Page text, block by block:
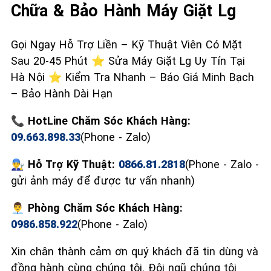
Chữa & Bảo Hành Máy Giặt Lg
Gọi Ngay Hỗ Trợ Liền – Kỹ Thuật Viên Có Mặt
Sau 20-45 Phút ⭐ Sửa Máy Giặt Lg Uy Tín Tại
Hà Nội ⭐ Kiểm Tra Nhanh – Báo Giá Minh Bạch
– Bảo Hành Dài Hạn
📞 HotLine Chăm Sóc Khách Hàng:
09.663.898.33(Phone - Zalo)
👨‍🔧 Hỗ Trợ Kỹ Thuật: 0866.81.2818(Phone - Zalo -
gửi ảnh máy để được tư vấn nhanh)
👨‍💼 Phòng Chăm Sóc Khách Hàng:
0986.858.922(Phone - Zalo)
Xin chân thành cảm ơn quý khách đã tin dùng và
đồng hành cùng chúng tôi. Đội ngũ chúng tôi